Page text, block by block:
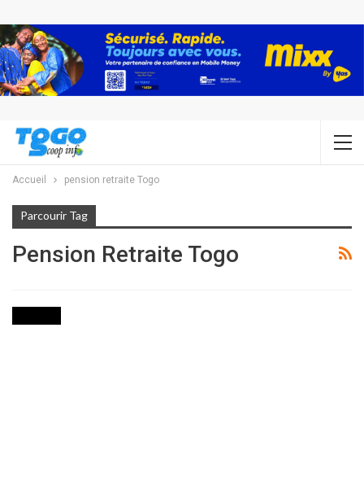
Accueil pension retraite Togo
Parcourir Tag
Pension Retraite Togo